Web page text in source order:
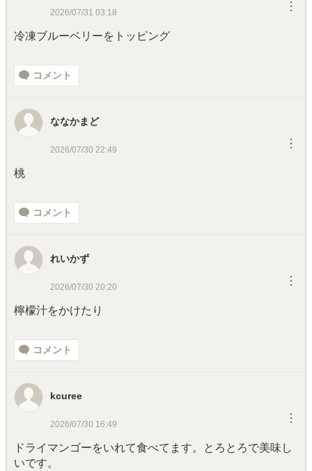
2026/07/31 03:18 ︙
冷凍ブルーベリーをトッピング
コメント
ななかまど
2026/07/30 22:49 ︙
桃
コメント
れいかず
2026/07/30 20:20 ︙
檸檬汁をかけたり
コメント
kcuree
2026/07/30 16:49 ︙
ドライマンゴーをいれて食べてます。とろとろで美味し
いです。